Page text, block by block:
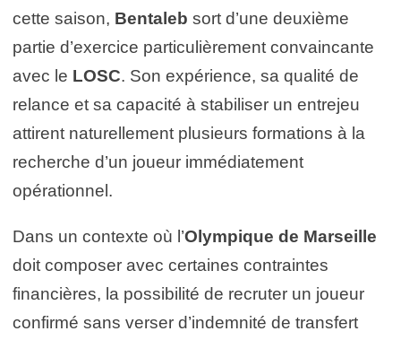
cette saison, Bentaleb sort d’une deuxième
partie d’exercice particulièrement convaincante
avec le LOSC. Son expérience, sa qualité de
relance et sa capacité à stabiliser un entrejeu
attirent naturellement plusieurs formations à la
recherche d’un joueur immédiatement
opérationnel.
Dans un contexte où l’Olympique de Marseille
doit composer avec certaines contraintes
financières, la possibilité de recruter un joueur
confirmé sans verser d’indemnité de transfert